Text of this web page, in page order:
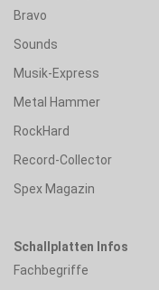
Bravo
Sounds
Musik-Express
Metal Hammer
RockHard
Record-Collector
Spex Magazin
Schallplatten Infos
Fachbegriffe